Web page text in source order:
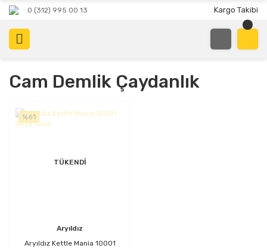
0 (312) 995 00 13 Kargo Takibi
Cam Demlik Çaydanlık
%61
TÜKENDİ
Aryıldız
Aryıldız Kettle Mania 10001